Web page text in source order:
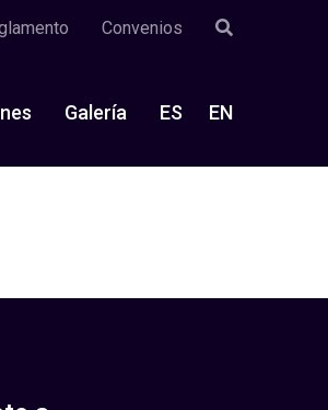
Convenios
Galería ES EN